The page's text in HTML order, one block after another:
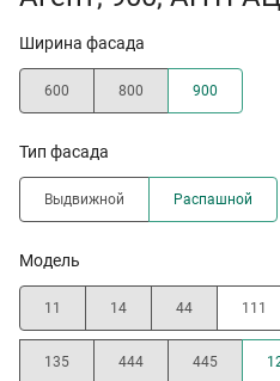
Ширина фасада
600 800 900
Тип фасада
Выдвижной Распашной
Модель
11 14 44 111
135 444 445